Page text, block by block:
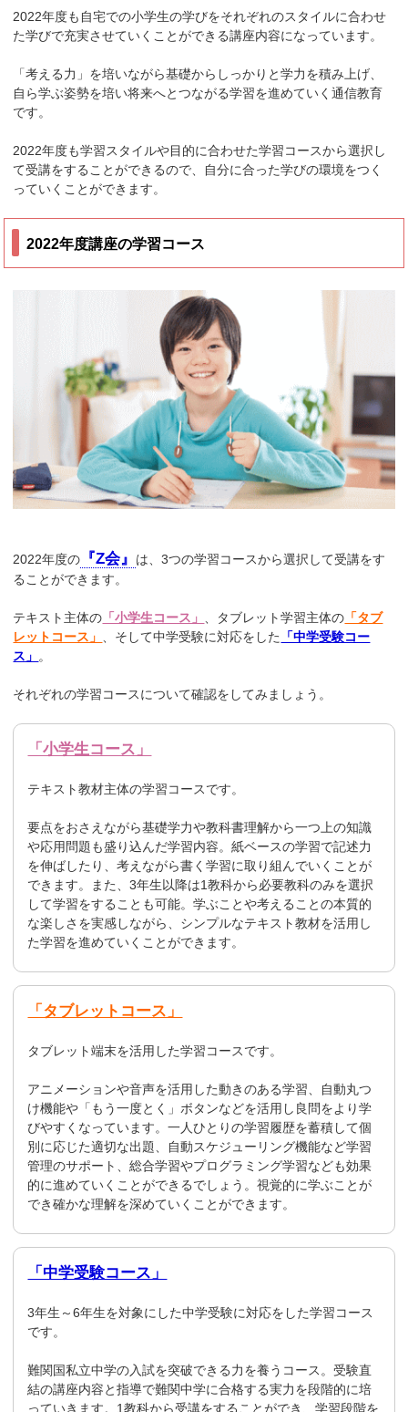
2022年度も自宅での小学生の学びをそれぞれのスタイルに合わせ
た学びで充実させていくことができる講座内容になっています。
「考える力」を培いながら基礎からしっかりと学力を積み上げ、
自ら学ぶ姿勢を培い将来へとつながる学習を進めていく通信教育
です。
2022年度も学習スタイルや目的に合わせた学習コースから選択し
て受講をすることができるので、自分に合った学びの環境をつく
っていくことができます。
2022年度講座の学習コース
2022年度の 『Z会』
は、3つの学習コースから選択して受講をす
ることができます。
テキスト主体の 「小学生コース」 、タブレット学習主体の 「タブ
レットコース」
、そして中学受験に対応をした
「中学受験コー
ス」 。
それぞれの学習コースについて確認をしてみましょう。
「小学生コース」
テキスト教材主体の学習コースです。
要点をおさえながら基礎学力や教科書理解から一つ上の知識
や応用問題も盛り込んだ学習内容。紙ベースの学習で記述力
を伸ばしたり、考えながら書く学習に取り組んでいくことが
できます。また、3年生以降は1教科から必要教科のみを選択
して学習をすることも可能。学ぶことや考えることの本質的
な楽しさを実感しながら、シンプルなテキスト教材を活用し
た学習を進めていくことができます。
「タブレットコース」
タブレット端末を活用した学習コースです。
アニメーションや音声を活用した動きのある学習、自動丸つ
け機能や「もう一度とく」ボタンなどを活用し良問をより学
びやすくなっています。一人ひとりの学習履歴を蓄積して個
別に応じた適切な出題、自動スケジューリング機能など学習
管理のサポート、総合学習やプログラミング学習なども効果
的に進めていくことができるでしょう。視覚的に学ぶことが
でき確かな理解を深めていくことができます。
「中学受験コース」
3年生～6年生を対象にした中学受験に対応をした学習コース
です。
難関国私立中学の入試を突破できる力を養うコース。受験直
結の講座内容と指導で難関中学に合格する実力を段階的に培
っていきます。1教科から受講をすることができ、学習段階を